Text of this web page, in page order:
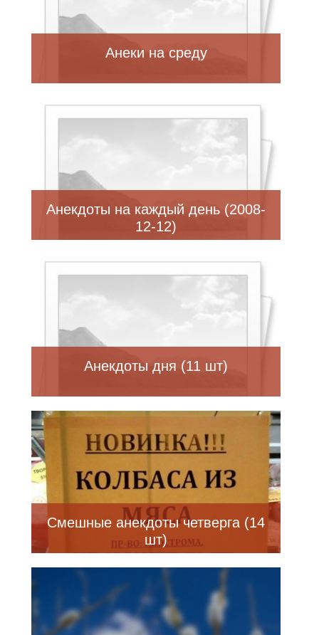
Анеки на среду
Анекдоты на каждый день (2008-
12-12)
Анекдоты дня (11 шт)
Смешные анекдоты четверга (14
шт)